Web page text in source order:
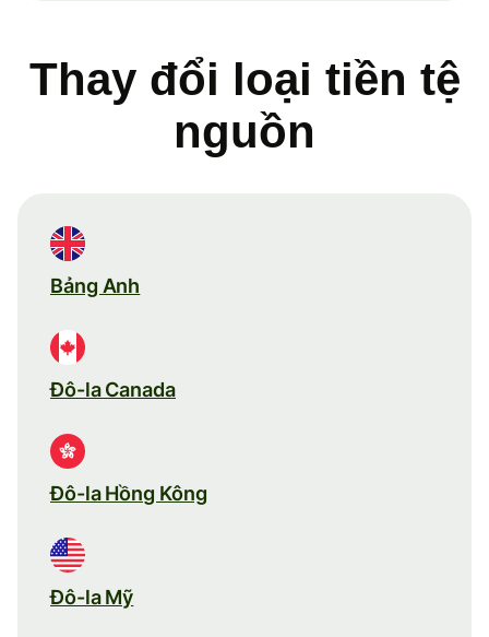
Thay đổi loại tiền tệ
nguồn
Bảng Anh
Đô-la Canada
Đô-la Hồng Kông
Đô-la Mỹ